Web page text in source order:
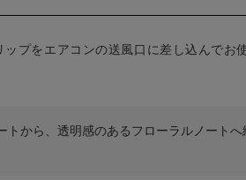
プをエアコンの送風口に差し込んでお
トから、透明感のあるフローラルノート